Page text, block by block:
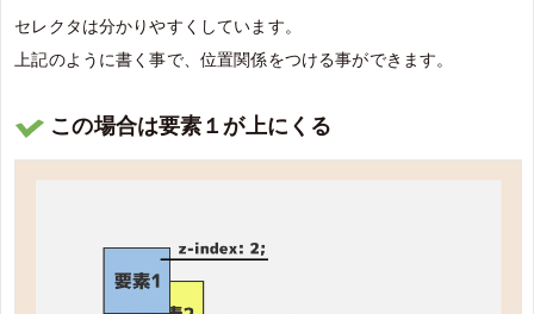
セレクタは分かりやすくしています。
上記のように書く事で、位置関係をつける事ができます。
この場合は要素１が上にくる